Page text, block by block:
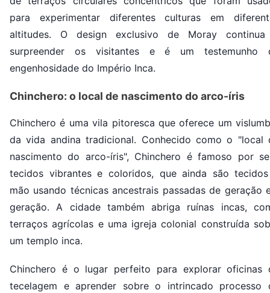
para experimentar diferentes culturas em
altitudes. O design exclusivo de Moray
surpreender os visitantes e é um testemunho
engenhosidade do Império Inca.
Chinchero: o local de nascimento do arco-íris
Chinchero é uma vila pitoresca que oferece um
da vida andina tradicional. Conhecido como o "local
nascimento do arco-íris", Chinchero é famoso por
tecidos vibrantes e coloridos, que ainda são
mão usando técnicas ancestrais passadas de geração
geração. A cidade também abriga ruínas incas,
terraços agrícolas e uma igreja colonial construída
um templo inca.
Chinchero é o lugar perfeito para explorar oficinas
tecelagem e aprender sobre o intrincado processo